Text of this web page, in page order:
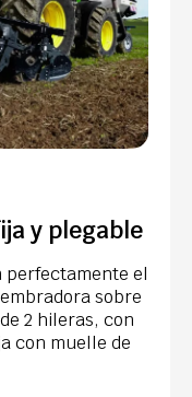
y plegable
perfectamente el
sobre
2 hileras, con
con muelle de